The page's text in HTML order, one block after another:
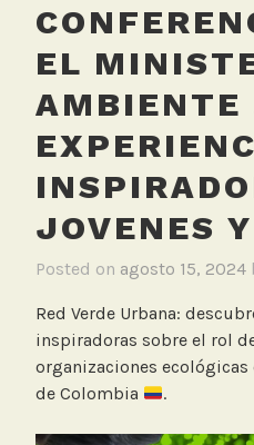
EL
AMBIENTE
JOVENES
Posted on agosto 15, 2024
Red Verde Urbana:
inspiradoras sobre el rol
organizaciones
de Colombia
.